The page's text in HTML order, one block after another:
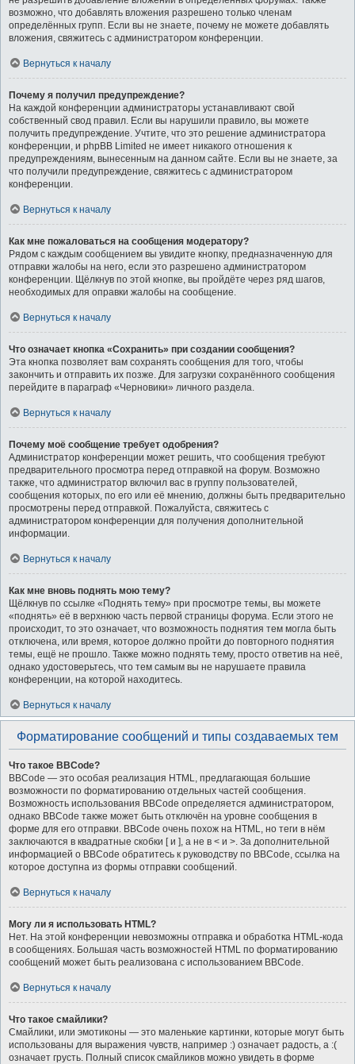
возможно, что добавлять вложения разрешено только членам
определённых групп. Если вы не знаете, почему не можете добавлять
вложения, свяжитесь с администратором конференции.
Вернуться к началу
Почему я получил предупреждение?
На каждой конференции администраторы устанавливают свой
собственный свод правил. Если вы нарушили правило, вы можете
получить предупреждение. Учтите, что это решение администратора
конференции, и phpBB Limited не имеет никакого отношения к
предупреждениям, вынесенным на данном сайте. Если вы не знаете, за
что получили предупреждение, свяжитесь с администратором
конференции.
Вернуться к началу
Как мне пожаловаться на сообщения модератору?
Рядом с каждым сообщением вы увидите кнопку, предназначенную для
отправки жалобы на него, если это разрешено администратором
конференции. Щёлкнув по этой кнопке, вы пройдёте через ряд шагов,
необходимых для оправки жалобы на сообщение.
Вернуться к началу
Что означает кнопка «Сохранить» при создании сообщения?
Эта кнопка позволяет вам сохранять сообщения для того, чтобы
закончить и отправить их позже. Для загрузки сохранённого сообщения
перейдите в параграф «Черновики» личного раздела.
Вернуться к началу
Почему моё сообщение требует одобрения?
Администратор конференции может решить, что сообщения требуют
предварительного просмотра перед отправкой на форум. Возможно
также, что администратор включил вас в группу пользователей,
сообщения которых, по его или её мнению, должны быть предварительно
просмотрены перед отправкой. Пожалуйста, свяжитесь с
администратором конференции для получения дополнительной
информации.
Вернуться к началу
Как мне вновь поднять мою тему?
Щёлкнув по ссылке «Поднять тему» при просмотре темы, вы можете
«поднять» её в верхнюю часть первой страницы форума. Если этого не
происходит, то это означает, что возможность поднятия тем могла быть
отключена, или время, которое должно пройти до повторного поднятия
темы, ещё не прошло. Также можно поднять тему, просто ответив на неё,
однако удостоверьтесь, что тем самым вы не нарушаете правила
конференции, на которой находитесь.
Вернуться к началу
Форматирование сообщений и типы создаваемых тем
Что такое BBCode?
BBCode — это особая реализация HTML, предлагающая большие
возможности по форматированию отдельных частей сообщения.
Возможность использования BBCode определяется администратором,
однако BBCode также может быть отключён на уровне сообщения в
форме для его отправки. BBCode очень похож на HTML, но теги в нём
заключаются в квадратные скобки [ и ], а не в < и >. За дополнительной
информацией о BBCode обратитесь к руководству по BBCode, ссылка на
которое доступна из формы отправки сообщений.
Вернуться к началу
Могу ли я использовать HTML?
Нет. На этой конференции невозможны отправка и обработка HTML-кода
в сообщениях. Большая часть возможностей HTML по форматированию
сообщений может быть реализована с использованием BBCode.
Вернуться к началу
Что такое смайлики?
Смайлики, или эмотиконы — это маленькие картинки, которые могут быть
использованы для выражения чувств, например :) означает радость, а :(
означает грусть. Полный список смайликов можно увидеть в форме